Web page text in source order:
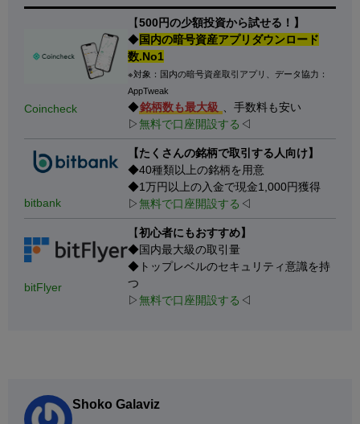
Coincheck
【500円の少額投資から試せる！】
◆国内の暗号資産アプリダウンロード
数.No1
※対象：国内の暗号資産取引アプリ、データ協力：
AppTweak
◆銘柄数も最大級 、手数料も安い
▷無料で口座開設する ◁
bitbank
【たくさんの銘柄で取引する人向け】
◆40種類以上の銘柄を用意
◆1万円以上の入金で現金1,000円獲得
▷無料で口座開設する ◁
bitFlyer
【初心者にもおすすめ】
◆国内最大級の取引量
◆トップレベルのセキュリティ意識を持
つ
▷無料で口座開設する ◁
Shoko Galaviz